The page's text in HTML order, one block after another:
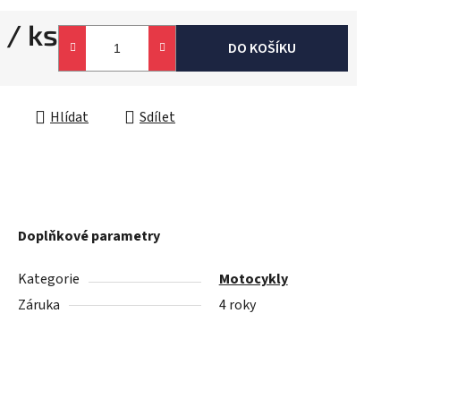
/ ks DO KOŠÍKU
Hlídat Sdílet
Doplňkové parametry
Kategorie
Motocykly
Záruka
4 roky